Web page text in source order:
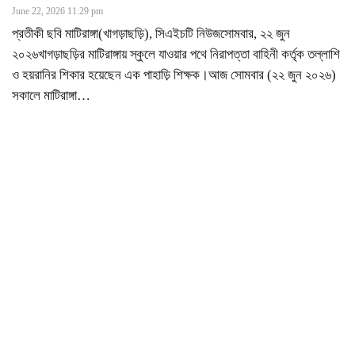
June 22, 2026 11:29 pm
প্রতীকী ছবি মাটিরাঙ্গা(খাগড়াছড়ি), সিএইচটি নিউজসোমবার, ২২ জুন
২০২৬খাগড়াছড়ির মাটিরাঙ্গায় স্কুলে যাওয়ার পথে নিরাপত্তা বাহিনী কর্তৃক তল্লাশি
ও হয়রানির শিকার হয়েছেন এক পাহাড়ি শিক্ষক।আজ সোমবার (২২ জুন ২০২৬)
সকালে মাটিরাঙ্গা…